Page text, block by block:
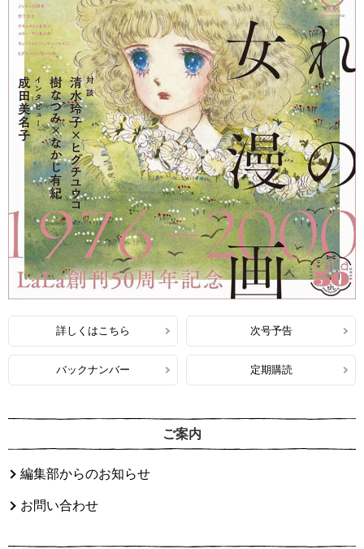
詳しくはこちら 次号予告
バックナンバー 定期購読
ご案内
編集部からのお知らせ
お問い合わせ